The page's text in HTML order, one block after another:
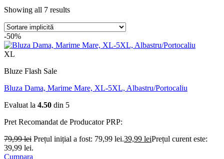
Showing all 7 results
-50%
XL
Bluze Flash Sale
Bluza Dama, Marime Mare, XL-5XL, Albastru/Portocaliu
Evaluat la 4.50 din 5
Pret Recomandat de ProducatorPRP:
79,99lei Prețul inițial a fost: 79,99 lei.39,99 leiPrețul curent este:
39,99 lei.
Cumpara